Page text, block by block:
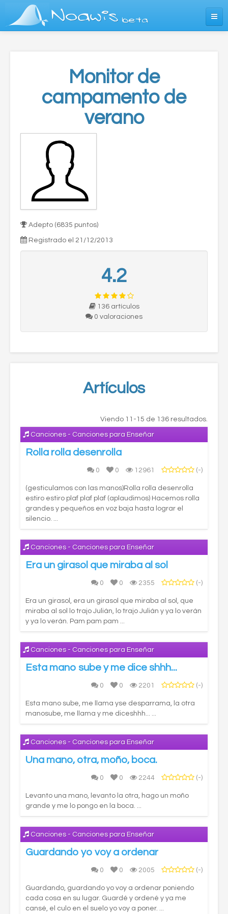
Noawis beta
Monitor de
campamento de
verano
Adepto (6835 puntos)
Registrado el 21/12/2013
4.2
136 artículos
0 valoraciones
Artículos
Viendo 11-15 de 136 resultados.
Canciones - Canciones para Enseñar
Rolla rolla desenrolla
0 0 12961 (-)
(gesticulamos con las manos)Rolla rolla desenrolla
estiro estiro plaf plaf plaf (aplaudimos) Hacemos rolla
grandes y pequeños en voz baja hasta lograr el
silencio. ...
Canciones - Canciones para Enseñar
Era un girasol que miraba al sol
0 0 2355 (-)
Era un girasol, era un girasol que miraba al sol, que
miraba al sol lo trajo Julián, lo trajo Julián y ya lo verán
y ya lo verán. Pam pam pam ...
Canciones - Canciones para Enseñar
Esta mano sube y me dice shhh...
0 0 2201 (-)
Esta mano sube, me llama yse desparrama, la otra
manosube, me llama y me diceshhh... ...
Canciones - Canciones para Enseñar
Una mano, otra, moño, boca.
0 0 2244 (-)
Levanto una mano, levanto la otra, hago un moño
grande y me lo pongo en la boca. ...
Canciones - Canciones para Enseñar
Guardando yo voy a ordenar
0 0 2005 (-)
Guardando, guardando yo voy a ordenar poniendo
cada cosa en su lugar. Guardé y ordené y ya me
cansé, el culo en el suelo yo voy a poner. ...